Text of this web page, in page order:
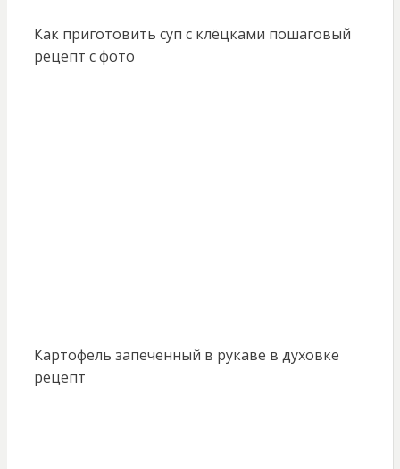
Как приготовить суп с клёцками пошаговый
рецепт с фото
Картофель запеченный в рукаве в духовке
рецепт